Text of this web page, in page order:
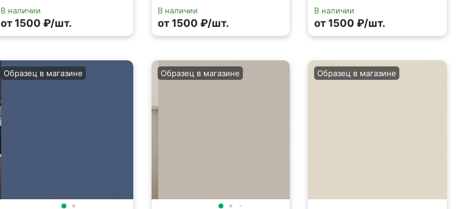
В наличии
от 1500 ₽/шт.
В наличии
от 1500 ₽/шт.
В наличии
от 1500 ₽/шт.
Образец в магазине Образец в магазине Образец в магазине